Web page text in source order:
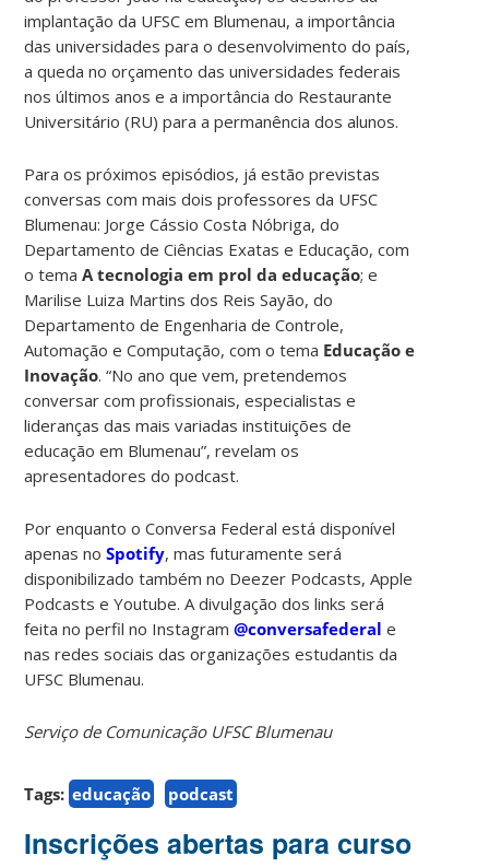
implantação da UFSC em Blumenau, a importância
das universidades para o desenvolvimento do país,
a queda no orçamento das universidades federais
nos últimos anos e a importância do Restaurante
Universitário (RU) para a permanência dos alunos.
Para os próximos episódios, já estão previstas
conversas com mais dois professores da UFSC
Blumenau: Jorge Cássio Costa Nóbriga, do
Departamento de Ciências Exatas e Educação, com
o temaA tecnologia em prol da educação; e
Marilise Luiza Martins dos Reis Sayão, do
Departamento de Engenharia de Controle,
Automação e Computação, com o tema Educação e
Inovação. “No ano que vem, pretendemos
conversar com profissionais, especialistas e
lideranças das mais variadas instituições de
educação em Blumenau”, revelam os
apresentadores do podcast.
Por enquanto o Conversa Federal está disponível
apenas noSpotify, mas futuramente será
disponibilizado também no Deezer Podcasts, Apple
Podcasts e Youtube. A divulgação dos links será
feita no perfil no Instagram@conversafederal e
nas redes sociais das organizações estudantis da
UFSC Blumenau.
Serviço de Comunicação UFSC Blumenau
Tags: educação podcast
Inscrições abertas para curso